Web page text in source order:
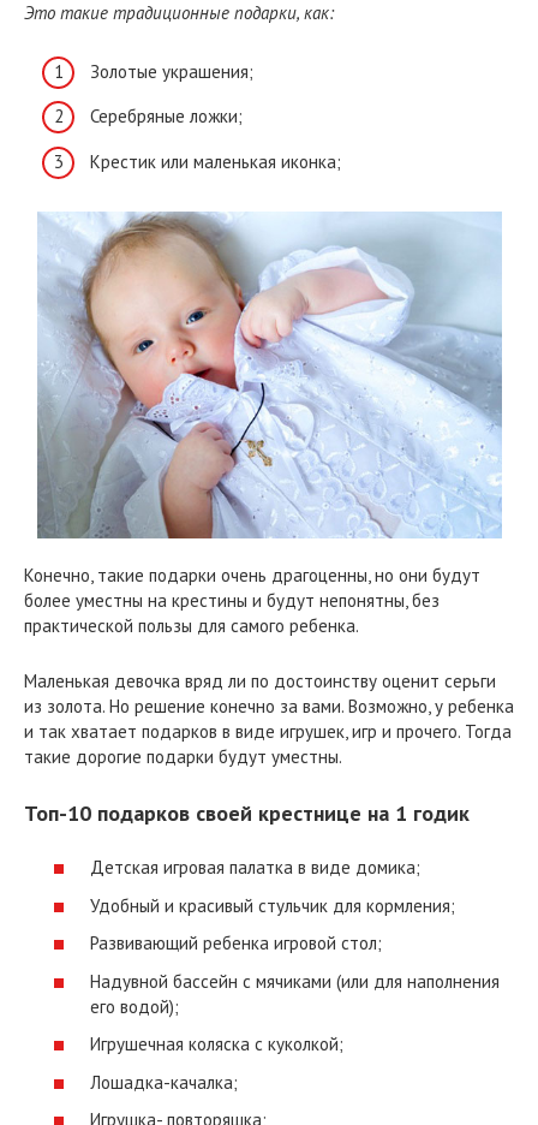
Это такие традиционные подарки, как:
Золотые украшения;
Серебряные ложки;
Крестик или маленькая иконка;
Конечно, такие подарки очень драгоценны, но они будут
более уместны на крестины и будут непонятны, без
практической пользы для самого ребенка.
Маленькая девочка вряд ли по достоинству оценит серьги
из золота. Но решение конечно за вами. Возможно, у ребенка
и так хватает подарков в виде игрушек, игр и прочего. Тогда
такие дорогие подарки будут уместны.
Топ-10 подарков своей крестнице на 1 годик
Детская игровая палатка в виде домика;
Удобный и красивый стульчик для кормления;
Развивающий ребенка игровой стол;
Надувной бассейн с мячиками (или для наполнения
его водой);
Игрушечная коляска с куколкой;
Лошадка-качалка;
Игрушка- повторяшка;